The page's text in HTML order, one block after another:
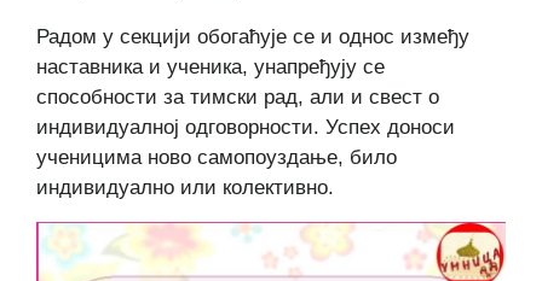
Радом у секцији обогаћује се и однос између
наставника и ученика, унапређују се
способности за тимски рад, али и свест о
индивидуалној одговорности. Успех доноси
ученицима ново самопоуздање, било
индивидуално или колективно.